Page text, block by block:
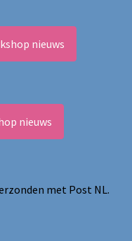
nieuws
nieuws
met Post NL.